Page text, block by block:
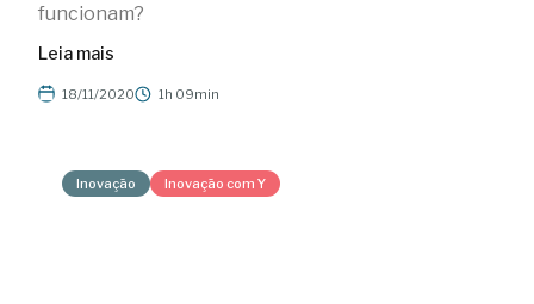
funcionam?
Leia mais
18/11/2020 1h 09min
Inovação Inovação com Y